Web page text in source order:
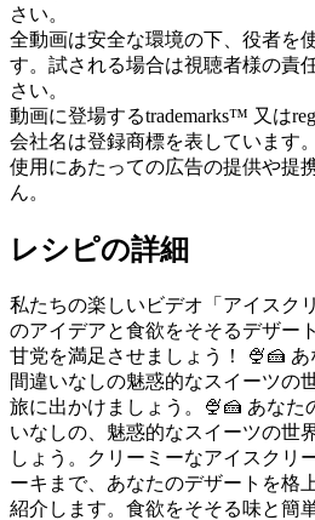
さい。
全動画は安全な環境の下、役者を
す。試される場合は視聴者様の責
さい。
動画に登場するtrademarks™ 又は
会社名は登録商標を表しています。
使用にあたっての広告の提供や提
ん。
レシピの詳細
私たちの楽しいビデオ「アイスク
のアイデアと食欲をそそるデザー
甘党を満足させましょう！ 🍨🍰
間違いなしの魅惑的なスイーツの
旅に出かけましょう。🍨🍰 あなた
いなしの、魅惑的なスイーツの世
しょう。クリーミーなアイスクリ
ーキまで、あなたのデザートを格
紹介します。食欲をそそる味と簡